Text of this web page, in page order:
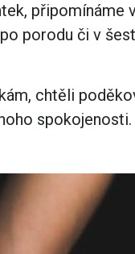
připomínáme
porodu či v
chtěli
spokojenosti.